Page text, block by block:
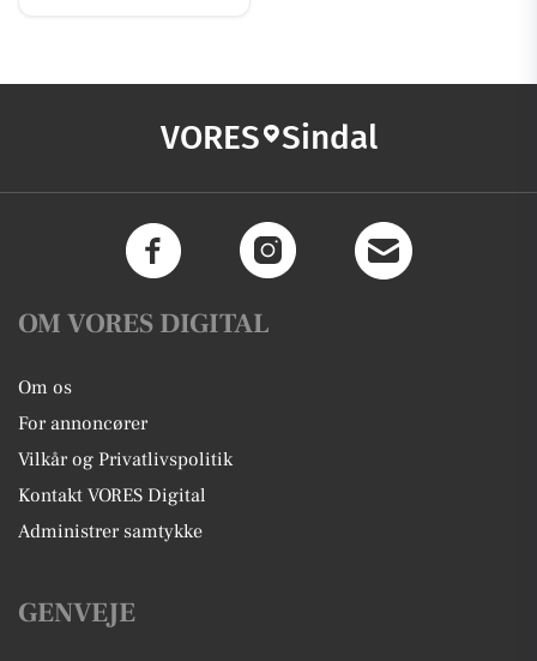
VORES Sindal
OM VORES DIGITAL
Om os
For annoncører
Vilkår og Privatlivspolitik
Kontakt VORES Digital
Administrer samtykke
GENVEJE